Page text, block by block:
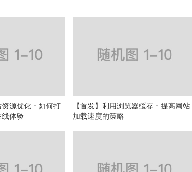
资源优化：如何打
线体验
【首发】利用浏览器缓存：提高网站
加载速度的策略